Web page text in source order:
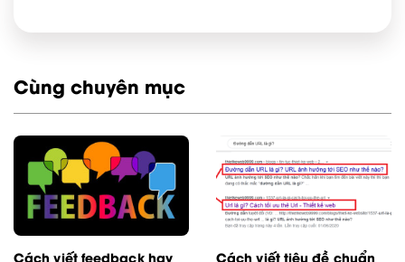
Cùng chuyên mục
Cách viết feedback hay
Cách viết tiêu đề chuẩn